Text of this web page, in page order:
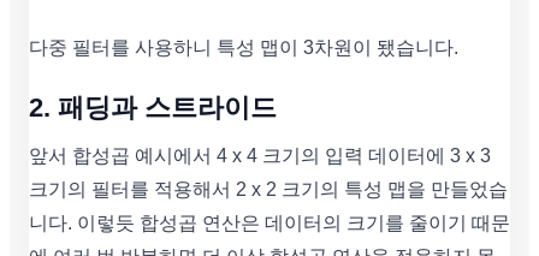
다중 필터를 사용하니 특성 맵이 3차원이 됐습니다.
2. 패딩과 스트라이드
앞서 합성곱 예시에서 4 x 4 크기의 입력 데이터에 3 x 3
크기의 필터를 적용해서 2 x 2 크기의 특성 맵을 만들었습
니다. 이렇듯 합성곱 연산은 데이터의 크기를 줄이기 때문